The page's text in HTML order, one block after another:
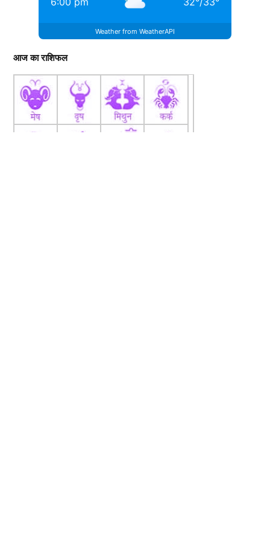
Weather from WeatherAPI
आज का राशिफल